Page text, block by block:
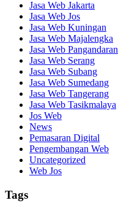
Jasa Web Jakarta
Jasa Web Jos
Jasa Web Kuningan
Jasa Web Majalengka
Jasa Web Pangandaran
Jasa Web Serang
Jasa Web Subang
Jasa Web Sumedang
Jasa Web Tangerang
Jasa Web Tasikmalaya
Jos Web
News
Pemasaran Digital
Pengembangan Web
Uncategorized
Web Jos
Tags